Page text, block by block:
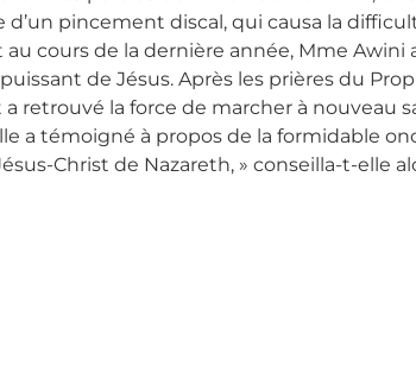
d’un pincement discal, qui causa la
cours de la dernière année, Mme Awini
de Jésus. Après les prières du
retrouvé la force de marcher à nouveau
a témoigné à propos de la formidable
Christ de Nazareth, » conseilla-t-elle